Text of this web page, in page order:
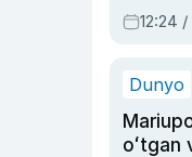
12:24
Dunyo
oʻtgan